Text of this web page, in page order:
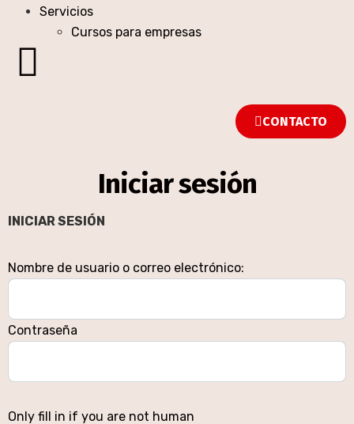
Servicios
Cursos para empresas
CONTACTO
Iniciar sesión
INICIAR SESIÓN
Nombre de usuario o correo electrónico:
Contraseña
Only fill in if you are not human